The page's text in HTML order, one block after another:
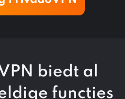
biedt al
functies